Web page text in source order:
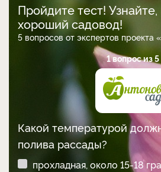
Пройдите тест!
хороший садовод!
5 вопросов от экспертов проекта
1 вопрос из 5
Какой температурой
полива рассады?
прохладная, около 15-18